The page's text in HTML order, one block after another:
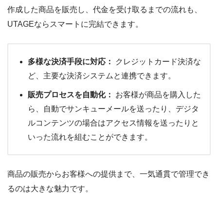
作成した商品を販売し、代金を受け取るまでの流れも、
UTAGEならスマートに完結できます。
多様な決済手段に対応：
クレジットカード決済な
ど、主要な決済システムと連携できます。
販売プロセスを自動化：
お客様が商品を購入した
ら、自動でサンキューメールを送ったり、デジタ
ルコンテンツの場合はアクセス情報を送ったりと
いった流れを組むことができます。
商品の販売からお客様への提供まで、一気通貫で管理でき
るのは大きな魅力です。